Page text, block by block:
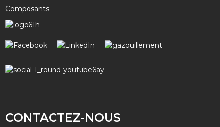
Composants
CONTACTEZ-NOUS